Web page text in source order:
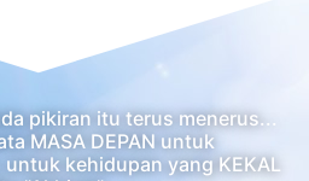
pikiran itu terus menerus...
MASA DEPAN untuk
kehidupan yang KEKAL